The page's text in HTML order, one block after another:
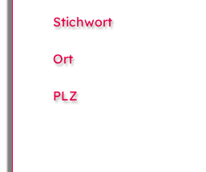
Stichwort
Ort
PLZ